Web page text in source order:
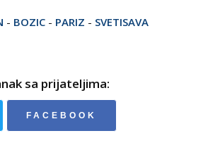
- BOZIC - PARIZ - SVETISAVA
sa prijateljima:
FACEBOOK